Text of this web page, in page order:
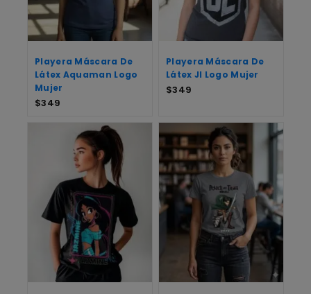
Playera Máscara De
Látex Aquaman Logo
Mujer
$349
Playera Máscara De
Látex Jl Logo Mujer
$349